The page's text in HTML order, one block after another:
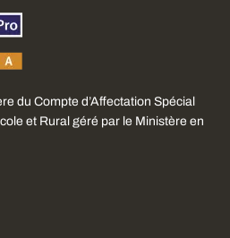
du Compte d’Affectation Spécial
et Rural géré par le Ministère en